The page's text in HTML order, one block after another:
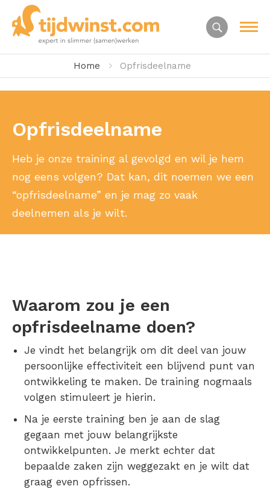
Home Opfrisdeelname
Opfrisdeelname
Heb je onze training al gevolgd en wil je hem
nog eens volgen? Dat kan, dit noemen we een
“opfrisdeelname” en je mag zo vaak
deelnemen als je wilt.
Waarom zou je een
opfrisdeelname doen?
Je vindt het belangrijk om dit deel van jouw
persoonlijke effectiviteit een blijvend punt van
ontwikkeling te maken. De training nogmaals
volgen stimuleert je hierin.
Na je eerste training ben je aan de slag
gegaan met jouw belangrijkste
ontwikkelpunten. Je merkt echter dat
bepaalde zaken zijn weggezakt en je wilt dat
graag even opfrissen.